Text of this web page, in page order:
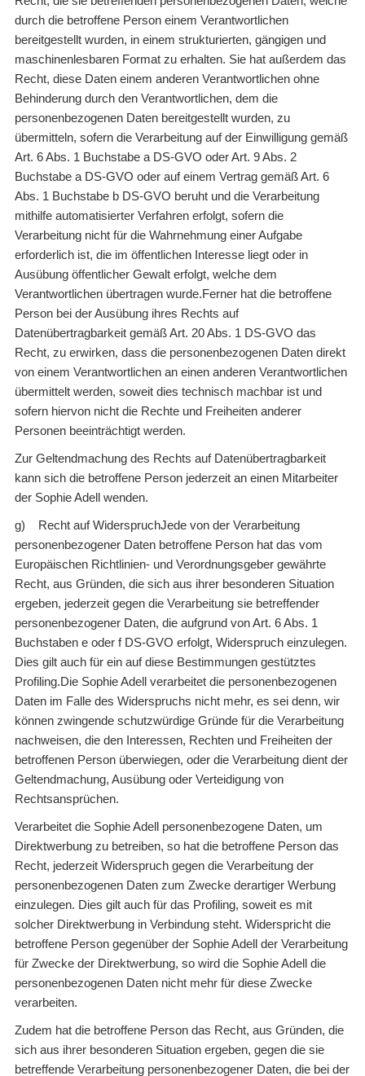
durch die betroffene Person einem Verantwortlichen
bereitgestellt wurden, in einem strukturierten, gängigen und
maschinenlesbaren Format zu erhalten. Sie hat außerdem das
Recht, diese Daten einem anderen Verantwortlichen ohne
Behinderung durch den Verantwortlichen, dem die
personenbezogenen Daten bereitgestellt wurden, zu
übermitteln, sofern die Verarbeitung auf der Einwilligung gemäß
Art. 6 Abs. 1 Buchstabe a DS-GVO oder Art. 9 Abs. 2
Buchstabe a DS-GVO oder auf einem Vertrag gemäß Art. 6
Abs. 1 Buchstabe b DS-GVO beruht und die Verarbeitung
mithilfe automatisierter Verfahren erfolgt, sofern die
Verarbeitung nicht für die Wahrnehmung einer Aufgabe
erforderlich ist, die im öffentlichen Interesse liegt oder in
Ausübung öffentlicher Gewalt erfolgt, welche dem
Verantwortlichen übertragen wurde.Ferner hat die betroffene
Person bei der Ausübung ihres Rechts auf
Datenübertragbarkeit gemäß Art. 20 Abs. 1 DS-GVO das
Recht, zu erwirken, dass die personenbezogenen Daten direkt
von einem Verantwortlichen an einen anderen Verantwortlichen
übermittelt werden, soweit dies technisch machbar ist und
sofern hiervon nicht die Rechte und Freiheiten anderer
Personen beeinträchtigt werden.
Zur Geltendmachung des Rechts auf Datenübertragbarkeit
kann sich die betroffene Person jederzeit an einen Mitarbeiter
der Sophie Adell wenden.
g) Recht auf WiderspruchJede von der Verarbeitung
personenbezogener Daten betroffene Person hat das vom
Europäischen Richtlinien- und Verordnungsgeber gewährte
Recht, aus Gründen, die sich aus ihrer besonderen Situation
ergeben, jederzeit gegen die Verarbeitung sie betreffender
personenbezogener Daten, die aufgrund von Art. 6 Abs. 1
Buchstaben e oder f DS-GVO erfolgt, Widerspruch einzulegen.
Dies gilt auch für ein auf diese Bestimmungen gestütztes
Profiling.Die Sophie Adell verarbeitet die personenbezogenen
Daten im Falle des Widerspruchs nicht mehr, es sei denn, wir
können zwingende schutzwürdige Gründe für die Verarbeitung
nachweisen, die den Interessen, Rechten und Freiheiten der
betroffenen Person überwiegen, oder die Verarbeitung dient der
Geltendmachung, Ausübung oder Verteidigung von
Rechtsansprüchen.
Verarbeitet die Sophie Adell personenbezogene Daten, um
Direktwerbung zu betreiben, so hat die betroffene Person das
Recht, jederzeit Widerspruch gegen die Verarbeitung der
personenbezogenen Daten zum Zwecke derartiger Werbung
einzulegen. Dies gilt auch für das Profiling, soweit es mit
solcher Direktwerbung in Verbindung steht. Widerspricht die
betroffene Person gegenüber der Sophie Adell der Verarbeitung
für Zwecke der Direktwerbung, so wird die Sophie Adell die
personenbezogenen Daten nicht mehr für diese Zwecke
verarbeiten.
Zudem hat die betroffene Person das Recht, aus Gründen, die
sich aus ihrer besonderen Situation ergeben, gegen die sie
betreffende Verarbeitung personenbezogener Daten, die bei der